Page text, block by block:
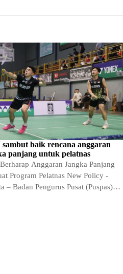
sambut baik rencana anggaran
panjang untuk pelatnas
Anggaran Jangka Panjang
Program Pelatnas New Policy -
– Badan Pengurus Pusat (Puspas)